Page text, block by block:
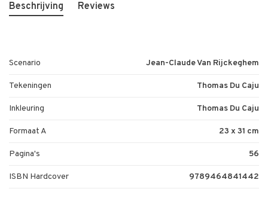
Beschrijving Reviews
Scenario Jean-Claude Van Rijckeghem
Tekeningen Thomas Du Caju
Inkleuring Thomas Du Caju
Formaat A 23 x 31 cm
Pagina's 56
ISBN Hardcover 9789464841442